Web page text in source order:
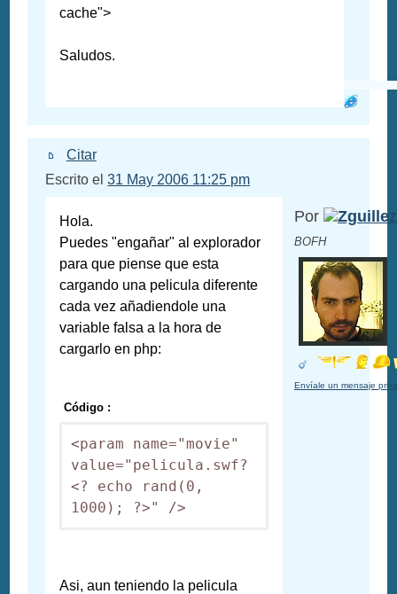
cache">
Saludos.
Citar
Escrito el31 May 2006 11:25 pm
Hola.
Puedes "engañar" al explorador
para que piense que esta
cargando una pelicula diferente
cada vez añadiendole una
variable falsa a la hora de
cargarlo en php:
Código :
<param name="movie"
value="pelicula.swf?
<? echo rand(0,
1000); ?>" />
Asi, aun teniendo la pelicula
Por Zguillez
BOFH
Envíale un mensaje